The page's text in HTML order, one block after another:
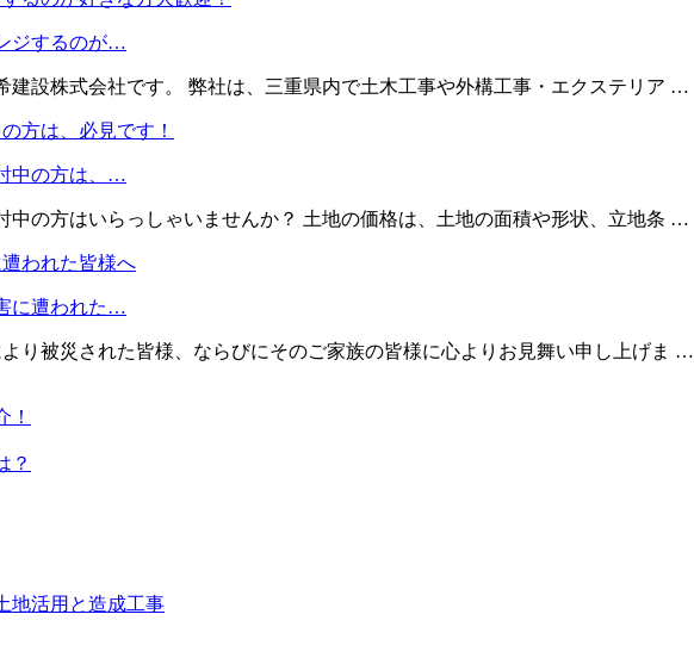
ジするのが…
建設株式会社です。 弊社は、三重県内で土木工事や外構工事・エクステリア …
中の方は、…
中の方はいらっしゃいませんか？ 土地の価格は、土地の面積や形状、立地条 …
に遭われた…
り被災された皆様、ならびにそのご家族の皆様に心よりお見舞い申し上げま …
！
？
地活用と造成工事